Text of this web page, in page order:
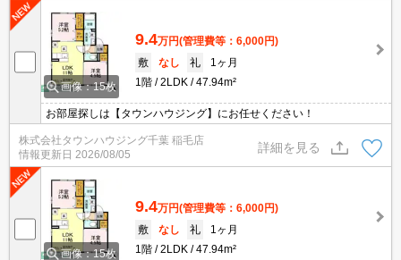
画像：15枚
9.4万円(管理費等：6,000円)
敷
なし 礼
1ヶ月
1階
2LDK 47.94m²
お部屋探しは【タウンハウジング】にお任せください！
株式会社タウンハウジング千葉 稲毛店
情報更新日 2026/08/05
詳細を見る
画像：15枚
9.4万円(管理費等：6,000円)
敷
なし 礼
1ヶ月
1階
2LDK 47.94m²